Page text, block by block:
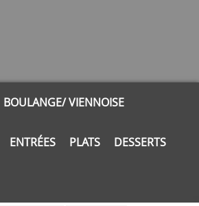
BOULANGE/ VIENNOISE
ENTRÉES PLATS DESSERTS